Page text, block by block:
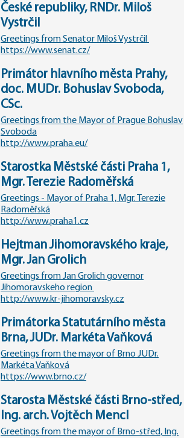
České republiky, RNDr. Miloš
Vystrčil
Greetings from Senator Miloš Vystrčil
https://www.senat.cz/
Primátor hlavního města Prahy,
doc. MUDr. Bohuslav Svoboda,
CSc.
Greetings from the Mayor of Prague Bohuslav
Svoboda
http://www.praha.eu/
Starostka Městské části Praha 1,
Mgr. Terezie Radoměřská
Greetings - Mayor of Praha 1, Mgr. Terezie
Radoměřská
http://www.praha1.cz
Hejtman Jihomoravského kraje,
Mgr. Jan Grolich
Greetings from Jan Grolich governor
Jihomoravskeho region
http://www.kr-jihomoravsky.cz
Primátorka Statutárního města
Brna, JUDr. Markéta Vaňková
Greetings from the mayor of Brno JUDr.
Markéta Vaňková
https://www.brno.cz/
Starosta Městské části Brno-střed,
Ing. arch. Vojtěch Mencl
Greetings from the mayor of Brno-střed, Ing.